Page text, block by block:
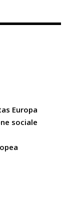
Europa
sociale